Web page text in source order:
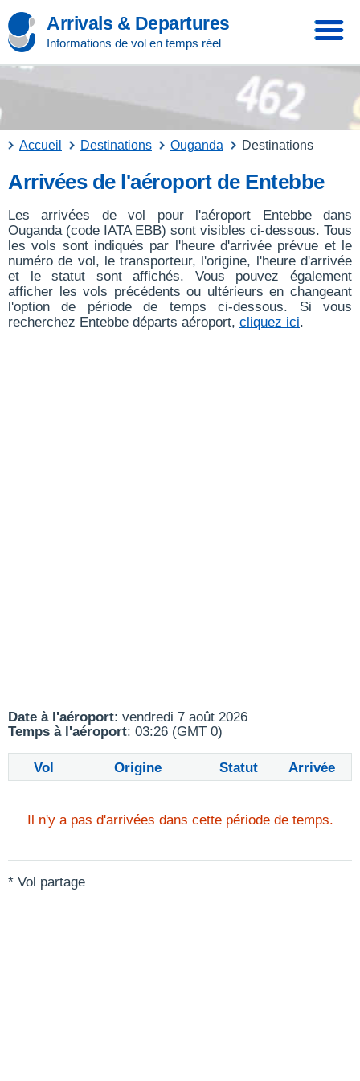
Arrivals & Departures
Informations de vol en temps réel
Accueil Destinations Ouganda Destinations
Arrivées de l'aéroport de Entebbe
Les arrivées de vol pour l'aéroport Entebbe dans
Ouganda (code IATA EBB) sont visibles ci-dessous. Tous
les vols sont indiqués par l'heure d'arrivée prévue et le
numéro de vol, le transporteur, l'origine, l'heure d'arrivée
et le statut sont affichés. Vous pouvez également
afficher les vols précédents ou ultérieurs en changeant
l'option de période de temps ci-dessous. Si vous
recherchez Entebbe départs aéroport, cliquez ici.
Date à l'aéroport: vendredi 7 août 2026
Temps à l'aéroport: 03:26 (GMT 0)
Vol Origine Statut Arrivée
Il n'y a pas d'arrivées dans cette période de temps.
* Vol partage